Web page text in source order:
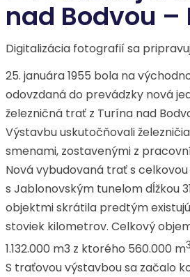
nad Bodvou –
Digitalizácia fotografií sa
25. januára 1955 bola na
odovzdaná do prevádzky nová
železničná trať z Turína nad
Výstavbu uskutočňovali
smenami, zostavenými z
Nová vybudovaná trať s celkovou
s Jablonovským tunelom dĺžkou
objektmi skrátila predtým
stoviek kilometrov. Celkový
1.132.000 m3 z ktorého 560.000 m3
S traťovou výstavbou sa začalo